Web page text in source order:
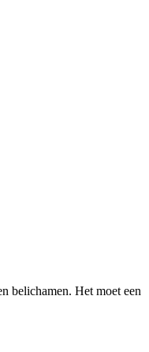
belichamen. Het moet een